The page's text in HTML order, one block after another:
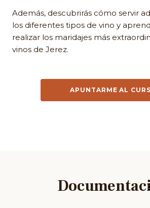
Además, descubrirás cómo servir
los diferentes tipos de vino y
realizar los maridajes más
vinos de Jerez.
APUNTARME AL